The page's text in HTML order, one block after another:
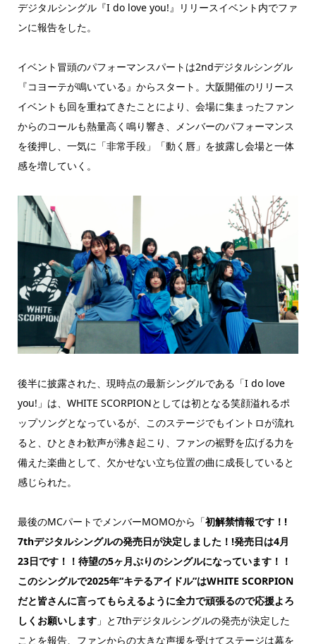
デジタルシングル『I do love you!』リリースイベント内でファ
ンに報告をした。
イベント冒頭のパフォーマンスパートは2ndデジタルシングル
『コヨーテが鳴いている』からスタート。大阪開催のリリース
イベントも回を重ねてきたことにより、会場に集まったファン
からのコールも熱量高く鳴り響き、メンバーのパフォーマンス
を後押し、一気に「非常手段」「動く唇」を披露し会場と一体
感を増していく。
後半に披露された、現時点の最新シングルである「I do love
you!」は、WHITE SCORPIONとしては初となる笑顔溢れるポ
ップソングとなっているが、このステージでもイントロが流れ
ると、ひときわ歓声が沸き起こり、ファンの裾野を広げる力を
備えた楽曲として、欠かせない立ち位置の曲に成長していると
感じられた。
最後のMCパートでメンバーMOMOから「初解禁情報です！!
7thデジタルシングルの発売日が決定しました！!発売日は4月
23日です！！待望の5ヶ月ぶりのシングルになっています！！
このシングルで2025年“キテるアイドル”はWHITE SCORPION
だと皆さんに言ってもらえるように全力で頑張るので応援よろ
しくお願いします」と7thデジタルシングルの発売が決定した
ことを報告、ファンからの大きな声援を受けてステージは幕を